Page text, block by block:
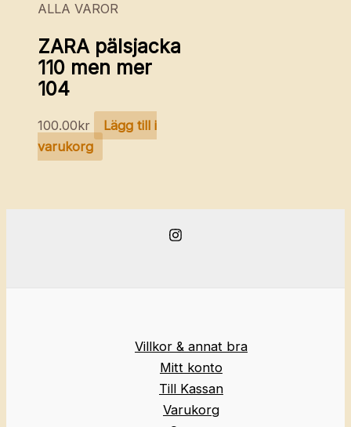
ALLA VAROR
ZARA pälsjacka
110 men mer
104
100.00kr
Lägg till i
varukorg
Villkor & annat bra
Mitt konto
Till Kassan
Varukorg